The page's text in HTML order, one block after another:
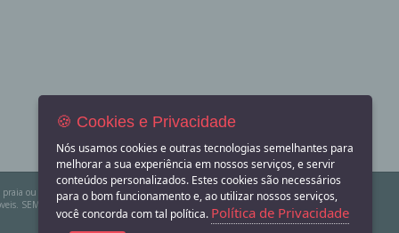
ou sítio para eventos? Aqui você também encontra! O Portal Casa Jaú apenas divulga
SEMPRE consulte a imobiliária ou proprietário para confirmar as informações
🍪 Cookies e Privacidade
Nós usamos cookies e outras tecnologias semelhantes para
melhorar a sua experiência em nossos serviços, e servir
conteúdos personalizados. Estes cookies são necessários
para o bom funcionamento e, ao utilizar nossos serviços,
você concorda com tal política. Política de Privacidade